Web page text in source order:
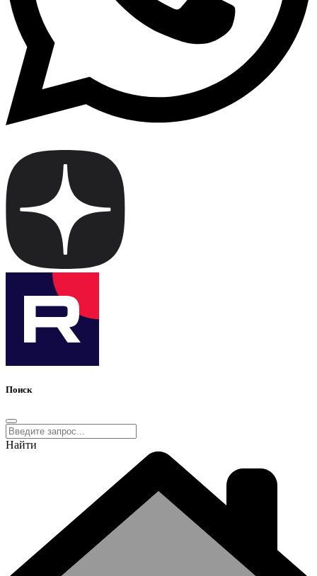
Поиск
Найти